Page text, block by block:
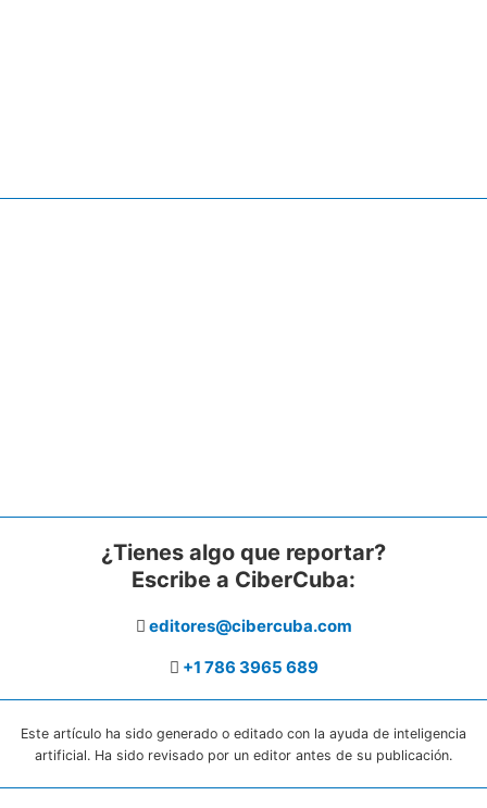
¿Tienes algo que reportar?
Escribe a CiberCuba:
editores@cibercuba.com
+1 786 3965 689
Este artículo ha sido generado o editado con la ayuda de inteligencia
artificial. Ha sido revisado por un editor antes de su publicación.